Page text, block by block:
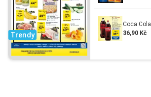
Trendy
Coca Cola
36,90 Kč